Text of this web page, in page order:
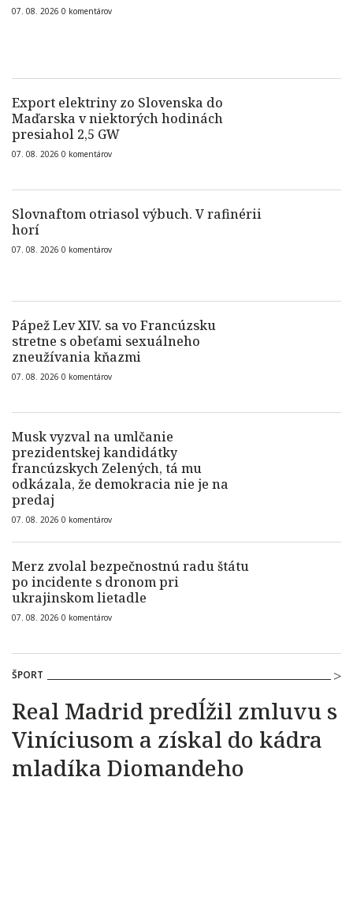
07. 08. 2026 0 komentárov
Export elektriny zo Slovenska do
Maďarska v niektorých hodinách
presiahol 2,5 GW
07. 08. 2026 0 komentárov
Slovnaftom otriasol výbuch. V rafinérii
horí
07. 08. 2026 0 komentárov
Pápež Lev XIV. sa vo Francúzsku
stretne s obeťami sexuálneho
zneužívania kňazmi
07. 08. 2026 0 komentárov
Musk vyzval na umlčanie
prezidentskej kandidátky
francúzskych Zelených, tá mu
odkázala, že demokracia nie je na
predaj
07. 08. 2026 0 komentárov
Merz zvolal bezpečnostnú radu štátu
po incidente s dronom pri
ukrajinskom lietadle
07. 08. 2026 0 komentárov
ŠPORT